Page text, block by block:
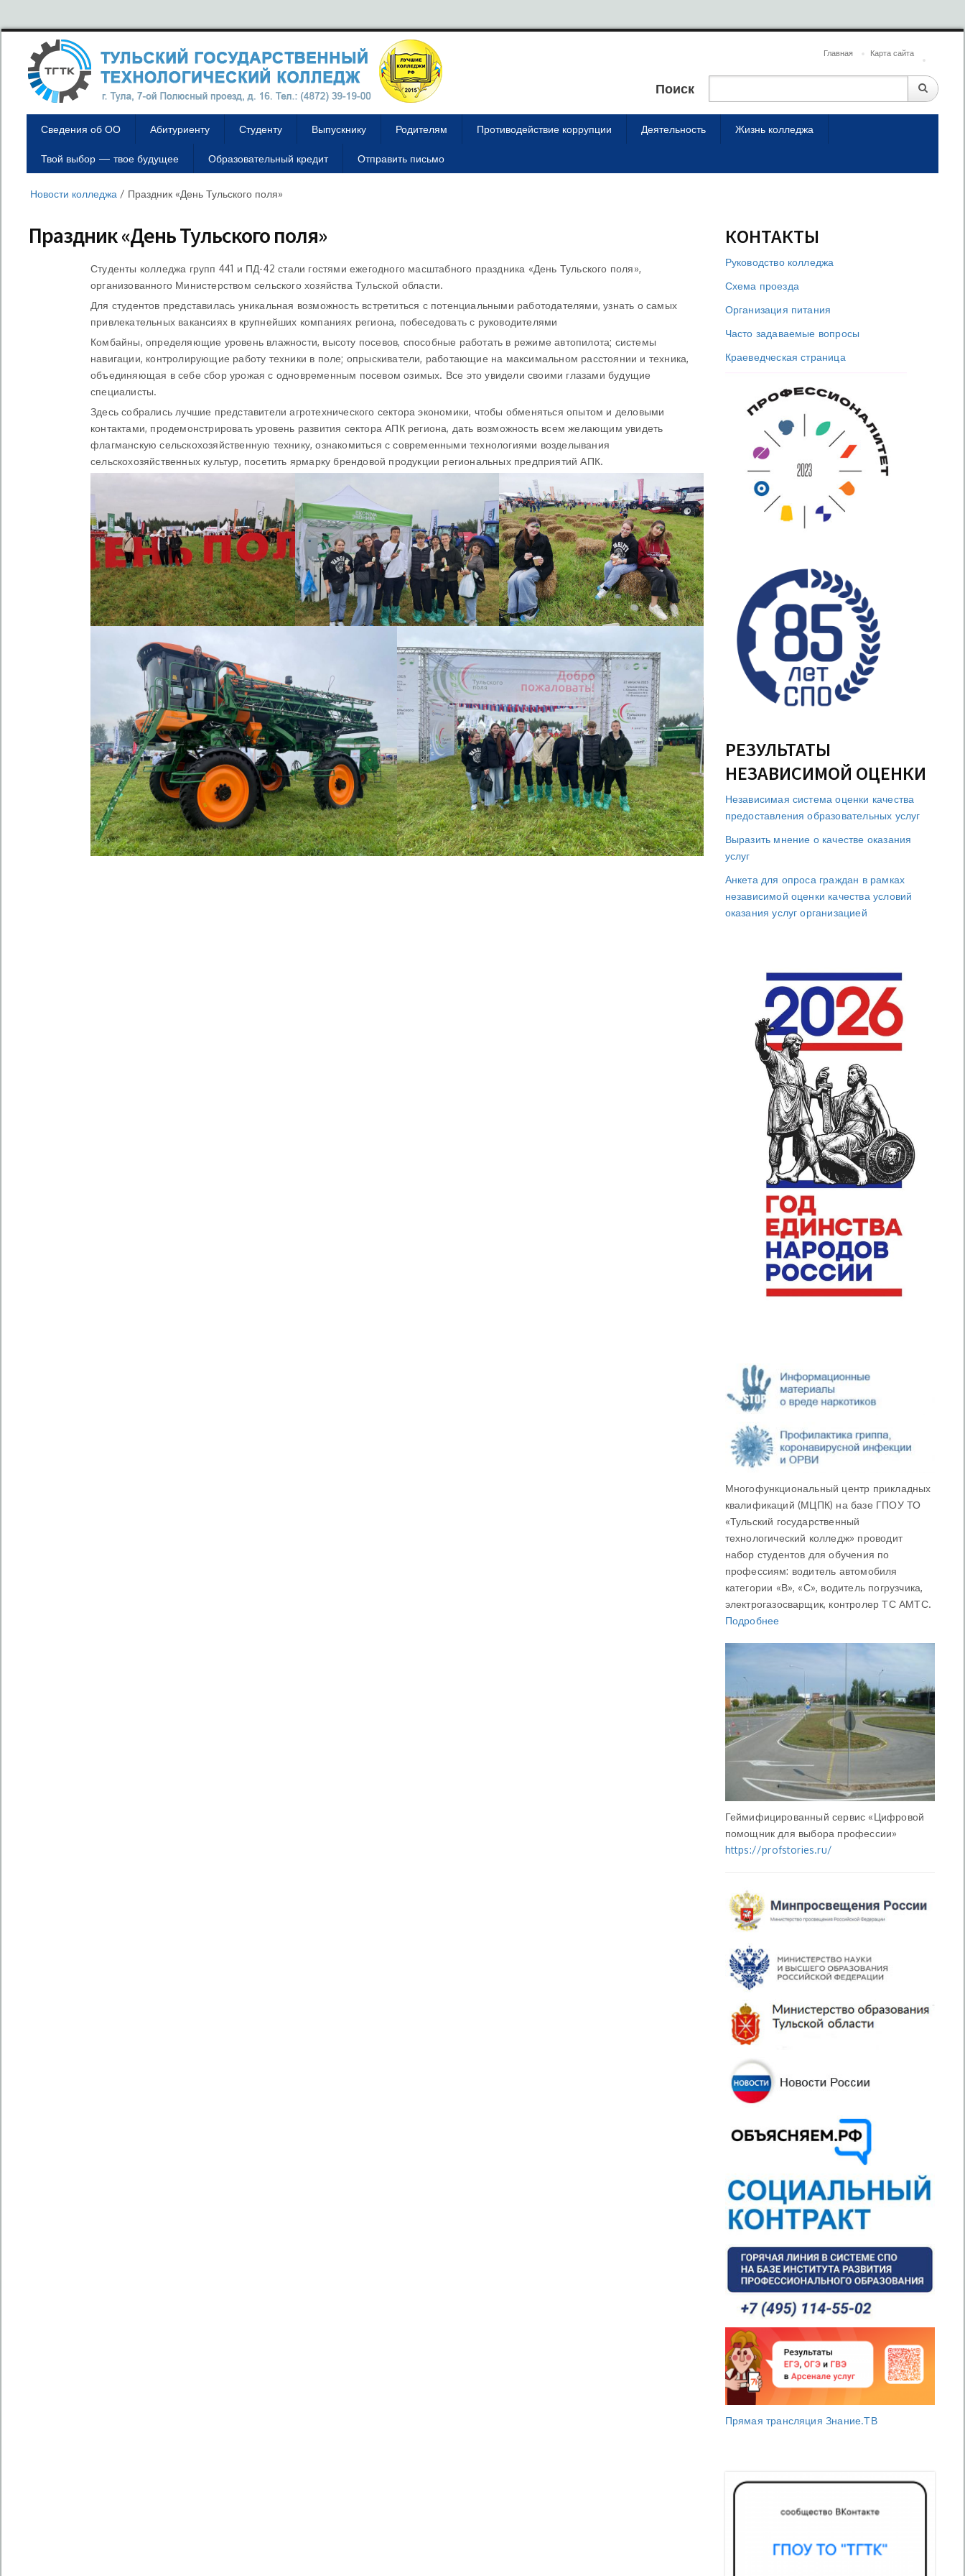
Главная Карта сайта
Поиск
Сведения об ОО Абитуриенту Студенту Выпускнику Родителям Противодействие коррупции Деятельность Жизнь колледжа
Твой выбор — твое будущее Образовательный кредит Отправить письмо
Новости колледжа / Праздник «День Тульского поля»
Праздник «День Тульского поля»
Студенты колледжа групп 441 и ПД-42 стали гостями ежегодного масштабного праздника «День Тульского поля»,
организованного Министерством сельского хозяйства Тульской области.
Для студентов представилась уникальная возможность встретиться с потенциальными работодателями, узнать о самых
привлекательных вакансиях в крупнейших компаниях региона, побеседовать с руководителями
Комбайны, определяющие уровень влажности, высоту посевов, способные работать в режиме автопилота; системы
навигации, контролирующие работу техники в поле; опрыскиватели, работающие на максимальном расстоянии и техника,
объединяющая в себе сбор урожая с одновременным посевом озимых. Все это увидели своими глазами будущие
специалисты.
Здесь собрались лучшие представители агротехнического сектора экономики, чтобы обменяться опытом и деловыми
контактами, продемонстрировать уровень развития сектора АПК региона, дать возможность всем желающим увидеть
флагманскую сельскохозяйственную технику, ознакомиться с современными технологиями возделывания
сельскохозяйственных культур, посетить ярмарку брендовой продукции региональных предприятий АПК.
КОНТАКТЫ
Руководство колледжа
Схема проезда
Организация питания
Часто задаваемые вопросы
Краеведческая страница
РЕЗУЛЬТАТЫ
НЕЗАВИСИМОЙ ОЦЕНКИ
Независимая система оценки качества
предоставления образовательных услуг
Выразить мнение о качестве оказания
услуг
Анкета для опроса граждан в рамках
независимой оценки качества условий
оказания услуг организацией
Многофункциональный центр прикладных
квалификаций (МЦПК) на базе ГПОУ ТО
«Тульский государственный
технологический колледж» проводит
набор студентов для обучения по
профессиям: водитель автомобиля
категории «В», «С», водитель погрузчика,
электрогазосварщик, контролер ТС АМТС.
Подробнее
Геймифицированный сервис «Цифровой
помощник для выбора профессии»
https://profstories.ru/
Прямая трансляция Знание.ТВ